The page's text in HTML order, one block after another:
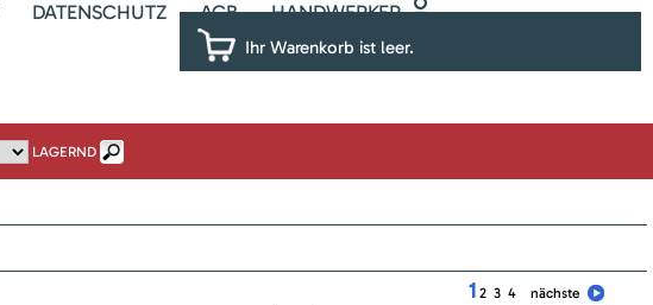
DATENSCHUTZ AGB HANDWERKER
Ihr Warenkorb ist leer.
LAGERND
1 2 3 4 nächste